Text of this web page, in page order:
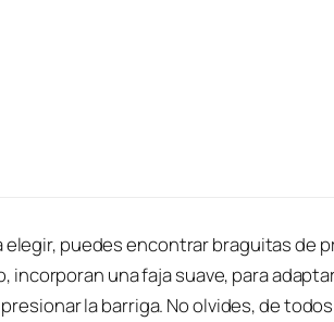
puedes encontrar braguitas de
incorporan una faja suave, para
la barriga. No olvides, de